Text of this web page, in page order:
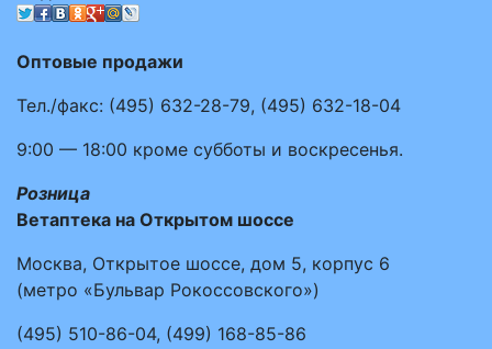
Оптовые продажи
Тел./факс: (495) 632-28-79, (495) 632-18-04
9:00 — 18:00 кроме субботы и воскресенья.
Розница
Ветаптека на Открытом шоссе
Москва, Открытое шоссе, дом 5, корпус 6
(метро «Бульвар Рокоссовского»)
(495) 510-86-04, (499) 168-85-86